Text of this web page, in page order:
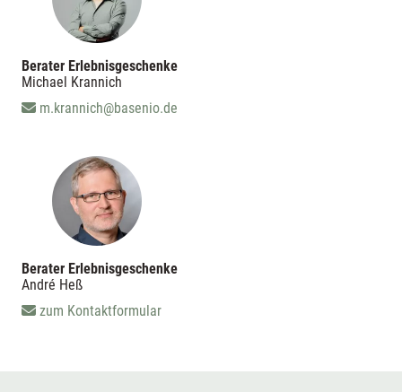
Berater Erlebnisgeschenke
Michael Krannich
m.krannich@basenio.de
Berater Erlebnisgeschenke
André Heß
zum Kontaktformular